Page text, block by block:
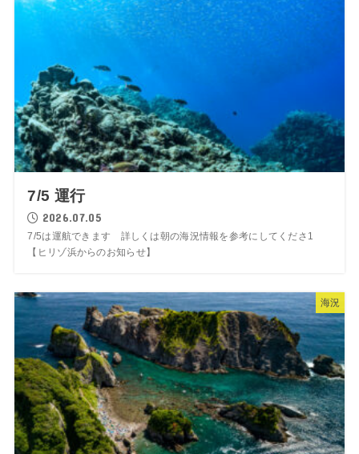
7/5 運行
2026.07.05
7/5は運航できます 詳しくは朝の海況情報を参考にしてくださ1
【ヒリゾ浜からのお知らせ】
海況